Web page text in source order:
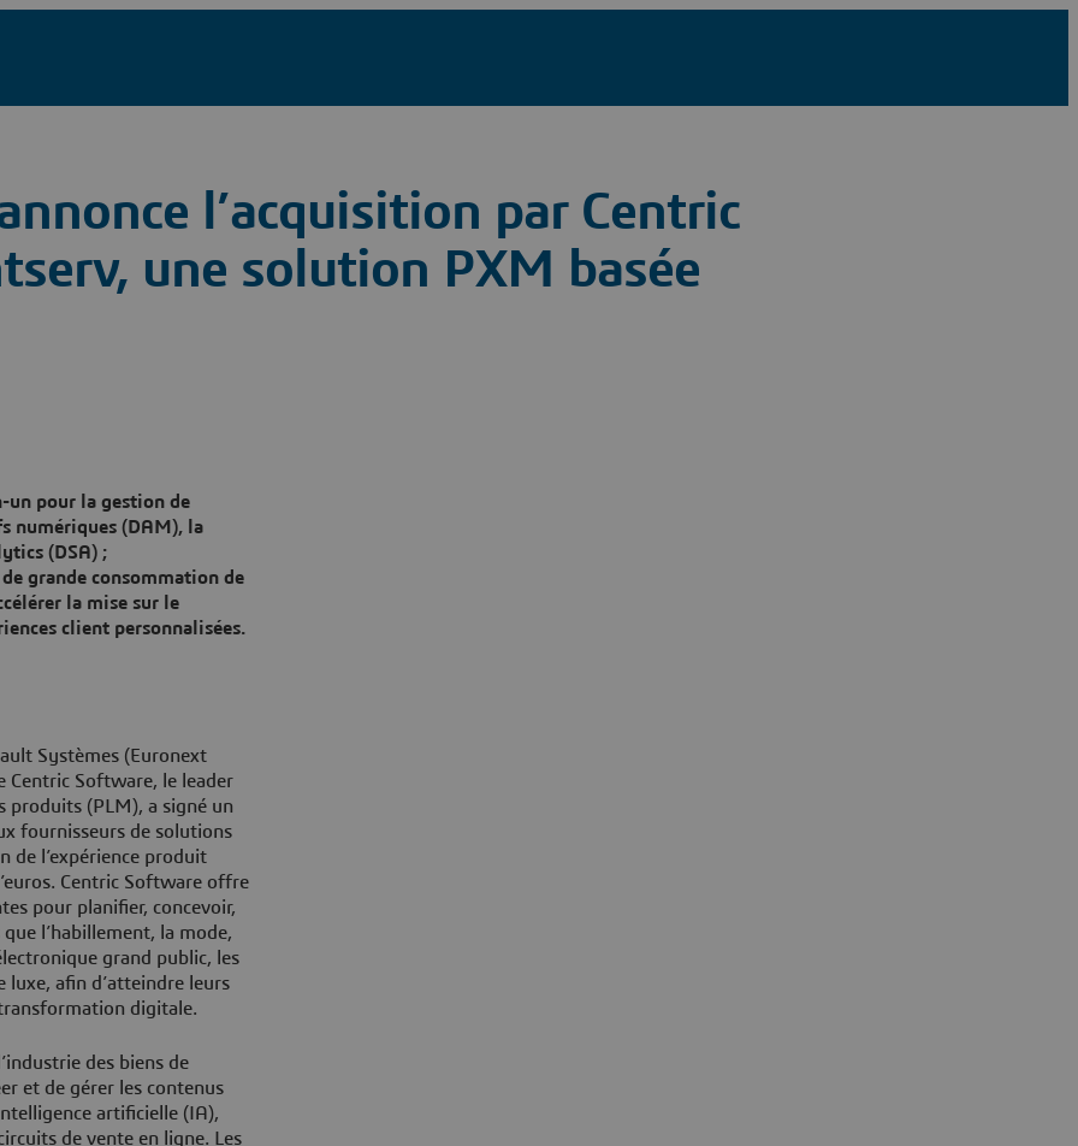
l’acquisition par Centric
une solution PXM basée
pour la gestion de
numériques (DAM), la
(DSA) ;
grande consommation de
la mise sur le
client personnalisées.
Systèmes (Euronext
Centric Software, le leader
produits (PLM), a signé un
fournisseurs de solutions
de l’expérience produit
Centric Software offre
pour planifier, concevoir,
l’habillement, la mode,
grand public, les
luxe, afin d’atteindre leurs
digitale.
des biens de
et de gérer les contenus
artificielle (IA),
de vente en ligne. Les